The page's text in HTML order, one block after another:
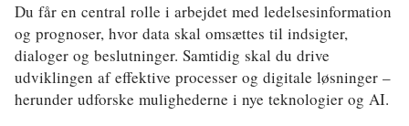
Uddannelse
Udvikling
Ældre
Du får en central rolle i arbejdet med ledelsesinformation
og prognoser, hvor data skal omsættes til indsigter,
dialoger og beslutninger. Samtidig skal du drive
udviklingen af effektive processer og digitale løsninger –
herunder udforske mulighederne i nye teknologier og AI.